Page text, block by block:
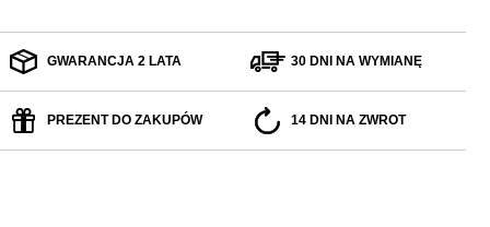
GWARANCJA 2 LATA 30 DNI NA WYMIANĘ
PREZENT DO ZAKUPÓW 14 DNI NA ZWROT